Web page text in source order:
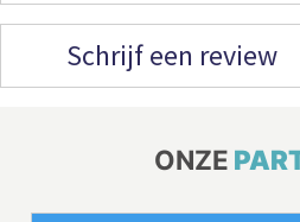
Schrijf een review
ONZE